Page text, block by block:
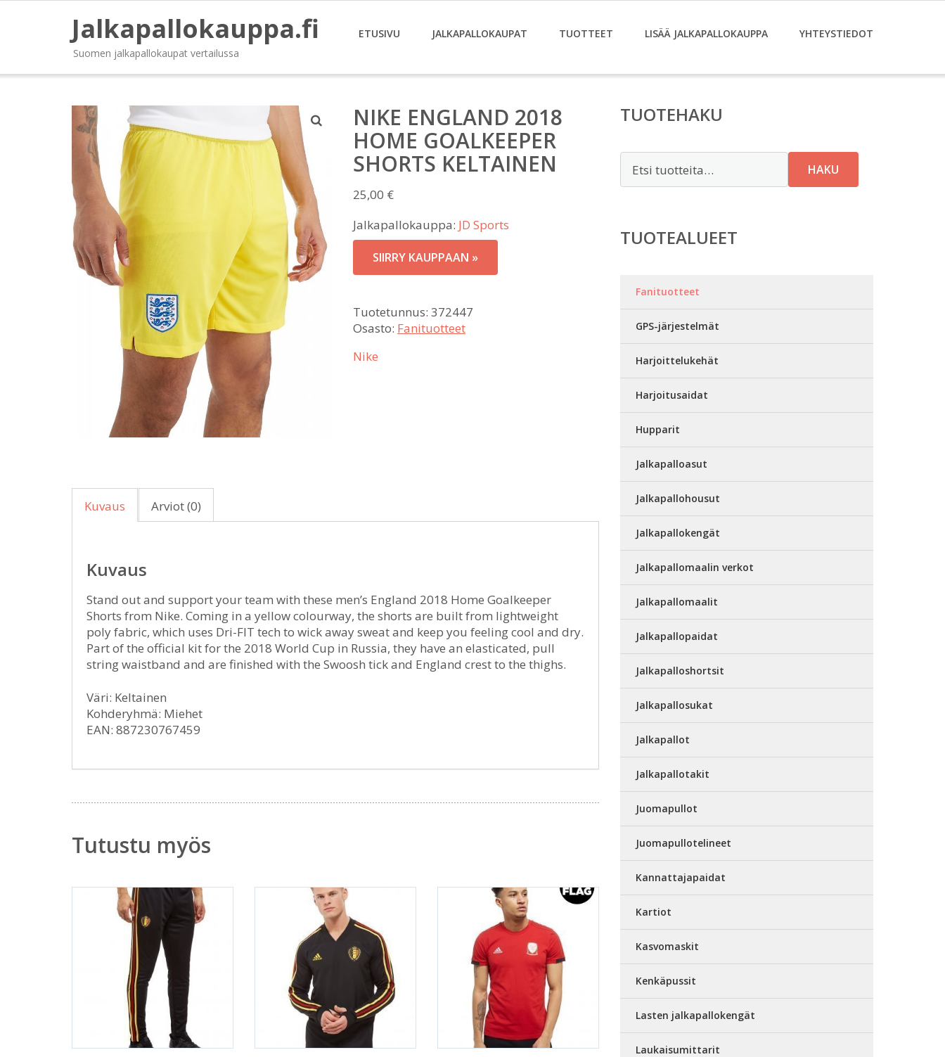
Jalkapallokauppa.fi
Suomen jalkapallokaupat vertailussa
ETUSIVU JALKAPALLOKAUPAT TUOTTEET LISÄÄ JALKAPALLOKAUPPA YHTEYSTIEDOT
NIKE ENGLAND 2018
HOME GOALKEEPER
SHORTS KELTAINEN
25,00 €
Jalkapallokauppa: JD Sports
SIIRRY KAUPPAAN »
Tuotetunnus: 372447
Osasto: Fanituotteet
Nike
Kuvaus Arviot (0)
Kuvaus
Stand out and support your team with these men’s England 2018 Home Goalkeeper
Shorts from Nike. Coming in a yellow colourway, the shorts are built from lightweight
poly fabric, which uses Dri-FIT tech to wick away sweat and keep you feeling cool and dry.
Part of the official kit for the 2018 World Cup in Russia, they have an elasticated, pull
string waistband and are finished with the Swoosh tick and England crest to the thighs.
Väri: Keltainen
Kohderyhmä: Miehet
EAN: 887230767459
Tutustu myös
TUOTEHAKU
HAKU
TUOTEALUEET
Fanituotteet
GPS-järjestelmät
Harjoittelukehät
Harjoitusaidat
Hupparit
Jalkapalloasut
Jalkapallohousut
Jalkapallokengät
Jalkapallomaalin verkot
Jalkapallomaalit
Jalkapallopaidat
Jalkapalloshortsit
Jalkapallosukat
Jalkapallot
Jalkapallotakit
Juomapullot
Juomapullotelineet
Kannattajapaidat
Kartiot
Kasvomaskit
Kenkäpussit
Lasten jalkapallokengät
Laukaisumittarit